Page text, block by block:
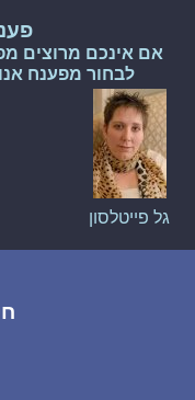
אם אינכם מרוצים
לבחור מפענח
גל פייטלסון